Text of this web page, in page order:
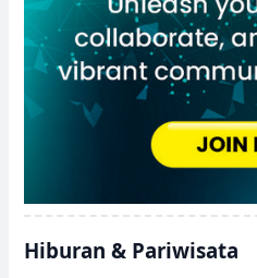
Hiburan & Pariwisata